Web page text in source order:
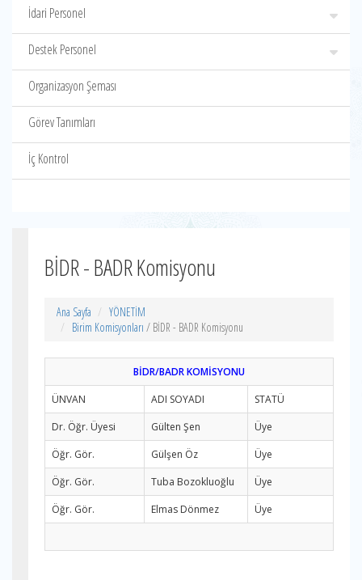
İdari Personel
Destek Personel
Organizasyon Şeması
Görev Tanımları
İç Kontrol
BİDR - BADR Komisyonu
Ana Sayfa
YÖNETİM
Birim Komisyonları / BİDR - BADR Komisyonu
BİDR/BADR KOMİSYONU
ÜNVAN
ADI SOYADI
STATÜ
Dr. Öğr. Üyesi
Gülten Şen
Üye
Öğr. Gör.
Gülşen Öz
Üye
Öğr. Gör.
Tuba Bozokluoğlu
Üye
Öğr. Gör.
Elmas Dönmez Üye